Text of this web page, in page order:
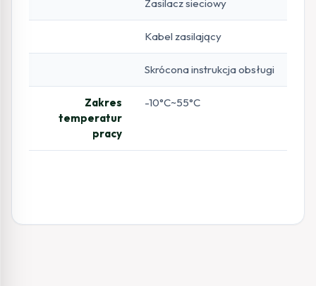
Zasilacz sieciowy
Kabel zasilający
Skrócona instrukcja obsługi
Zakres
temperatur
pracy
-10°C~55°C